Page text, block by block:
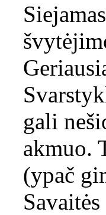
gali
akmuo.
(ypač